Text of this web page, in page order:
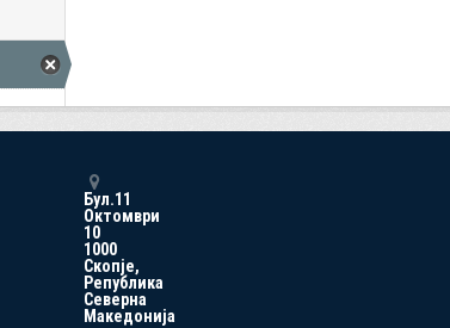
Бул.11
Октомври
10
1000
Скопје,
Република
Северна
Македонија